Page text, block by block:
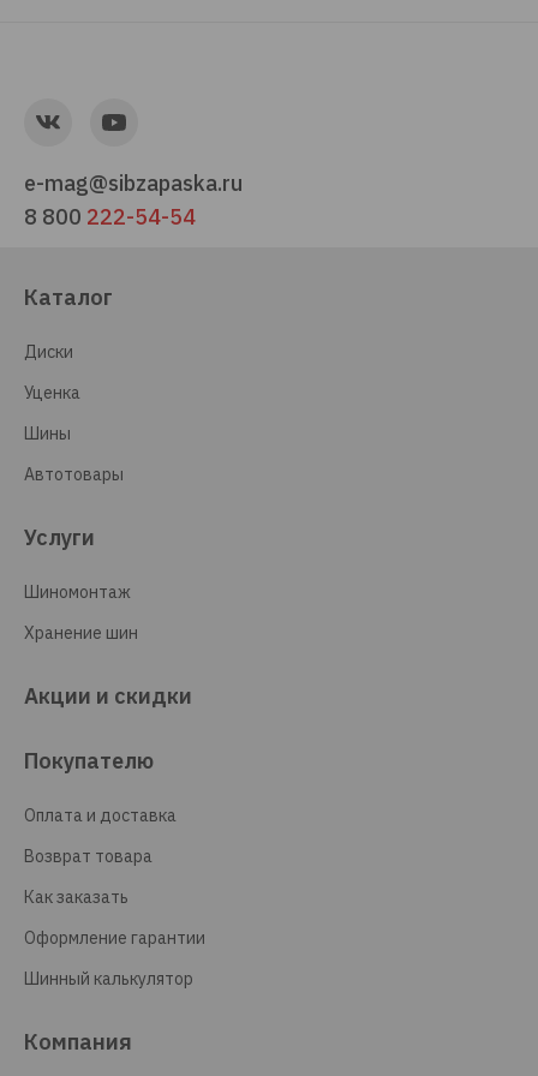
e-mag@sibzapaska.ru
8 800 222-54-54
Каталог
Диски
Уценка
Шины
Автотовары
Услуги
Шиномонтаж
Хранение шин
Акции и скидки
Покупателю
Оплата и доставка
Возврат товара
Как заказать
Оформление гарантии
Шинный калькулятор
Компания